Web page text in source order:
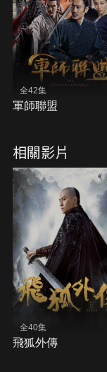
全42集
軍師聯盟
相關影片
全40集
飛狐外傳